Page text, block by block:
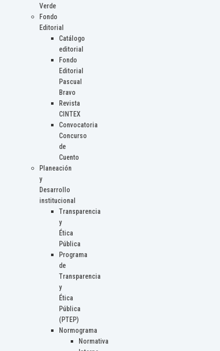
Verde
Fondo
Editorial
Catálogo
editorial
Fondo
Editorial
Pascual
Bravo
Revista
CINTEX
Convocatoria
Concurso
de
Cuento
Planeación
y
Desarrollo
institucional
Transparencia
y
Ética
Pública
Programa
de
Transparencia
y
Ética
Pública
(PTEP)
Normograma
Normativa